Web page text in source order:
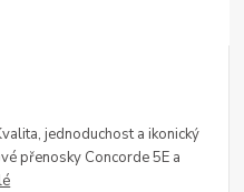
jednoduchost a ikonický
přenosky Concorde 5E a